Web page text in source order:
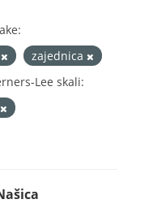
zajednica
Lee skali: